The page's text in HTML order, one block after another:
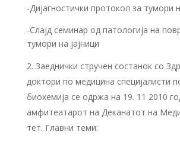
-Дијагностички протокол за тумори
-Слајд семинар од патологија на
тумори на јајници
Заеднички стручен состанок со
доктори по медицина специјалисти
биохемија се одржа на 19. 11 2010
амфитеатарот на Деканатот на
тет. Главни теми: